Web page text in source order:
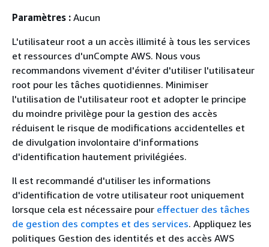
Paramètres : Aucun
L'utilisateur root a un accès illimité à tous les services
et ressources d'unCompte AWS. Nous vous
recommandons vivement d'éviter d'utiliser l'utilisateur
root pour les tâches quotidiennes. Minimiser
l'utilisation de l'utilisateur root et adopter le principe
du moindre privilège pour la gestion des accès
réduisent le risque de modifications accidentelles et
de divulgation involontaire d'informations
d'identification hautement privilégiées.
Il est recommandé d'utiliser les informations
d'identification de votre utilisateur root uniquement
lorsque cela est nécessaire pour effectuer des tâches
de gestion des comptes et des services. Appliquez les
politiques Gestion des identités et des accès AWS